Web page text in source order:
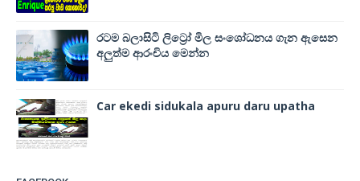
රටම බලාසිටි ලිට්‍රෝ මිල සංශෝධනය ගැන ඇසෙන
අලුත්ම ආරංචිය මෙන්න
Car ekedi sidukala apuru daru upatha